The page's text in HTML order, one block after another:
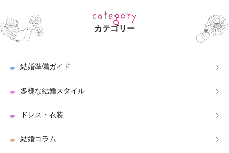
カテゴリー
結婚準備ガイド
多様な結婚スタイル
ドレス・衣装
結婚コラム